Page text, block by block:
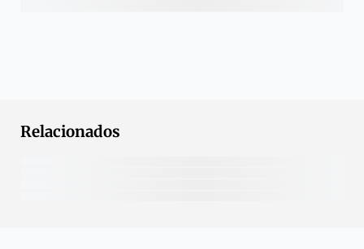
Relacionados